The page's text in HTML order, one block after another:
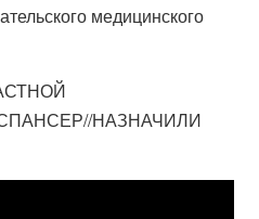
медицинского
НАЗНАЧИЛИ